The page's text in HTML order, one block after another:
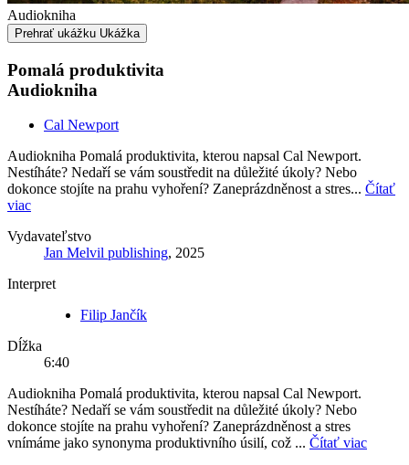
Audiokniha
Prehrať ukážku Ukážka
Pomalá produktivita
Audiokniha
Cal Newport
Audiokniha Pomalá produktivita, kterou napsal Cal Newport.
Nestíháte? Nedaří se vám soustředit na důležité úkoly? Nebo
dokonce stojíte na prahu vyhoření? Zaneprázdněnost a stres... Čítať
viac
Vydavateľstvo
Jan Melvil publishing, 2025
Interpret
Filip Jančík
Dĺžka
6:40
Audiokniha Pomalá produktivita, kterou napsal Cal Newport.
Nestíháte? Nedaří se vám soustředit na důležité úkoly? Nebo
dokonce stojíte na prahu vyhoření? Zaneprázdněnost a stres
vnímáme jako synonyma produktivního úsilí, což ... Čítať viac